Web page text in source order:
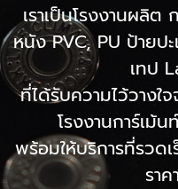
เราเป็นโรงงานผลิต
หนัง PVC, PU ป้ายป
เทป
ที่ได้รับความไว้วางใ
โรงงานการ์เม้
พร้อมให้บริการที่รวด
รา